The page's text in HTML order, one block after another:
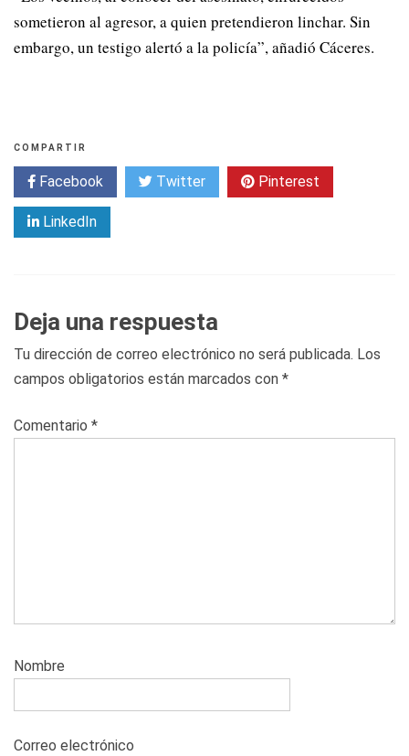
sometieron al agresor, a quien pretendieron linchar. Sin
embargo, un testigo alertó a la policía”, añadió Cáceres.
COMPARTIR
Facebook Twitter Pinterest
LinkedIn
Deja una respuesta
Tu dirección de correo electrónico no será publicada. Los
campos obligatorios están marcados con *
Comentario *
Nombre
Correo electrónico